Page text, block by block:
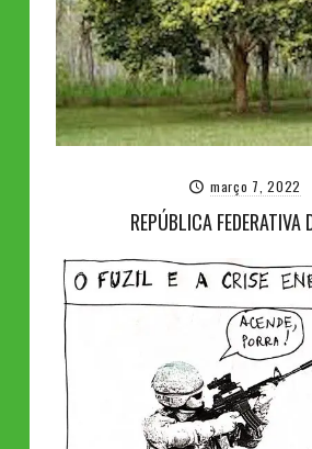
março 7, 2022
REPÚBLICA FEDERATIVA